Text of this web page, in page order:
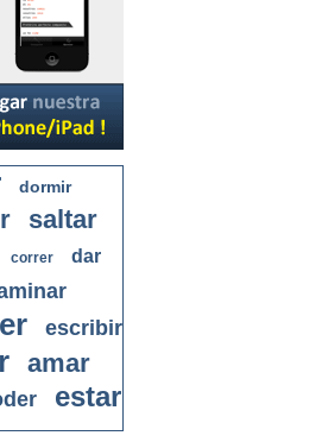
dormir
saltar
correr dar
escribir
amar
estar